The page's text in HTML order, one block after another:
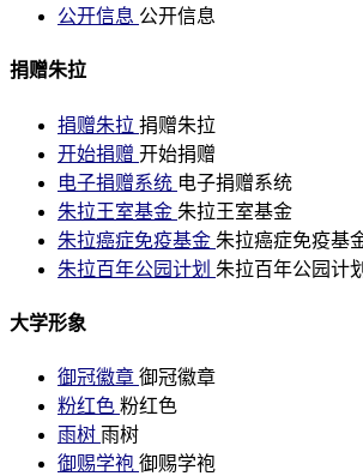
公开信息 公开信息
捐赠朱拉
捐赠朱拉 捐赠朱拉
开始捐赠 开始捐赠
电子捐赠系统 电子捐赠系统
朱拉王室基金 朱拉王室基金
朱拉癌症免疫基金 朱拉癌症免疫基
朱拉百年公园计划 朱拉百年公园计划
大学形象
御冠徽章 御冠徽章
粉红色 粉红色
雨树 雨树
御赐学袍 御赐学袍